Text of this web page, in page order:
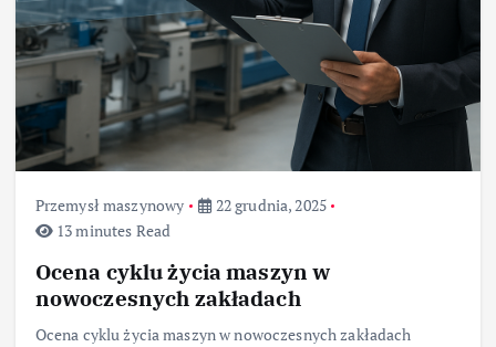
Przemysł maszynowy
22 grudnia, 2025
13 minutes Read
Ocena cyklu życia maszyn w
nowoczesnych zakładach
Ocena cyklu życia maszyn w nowoczesnych zakładach